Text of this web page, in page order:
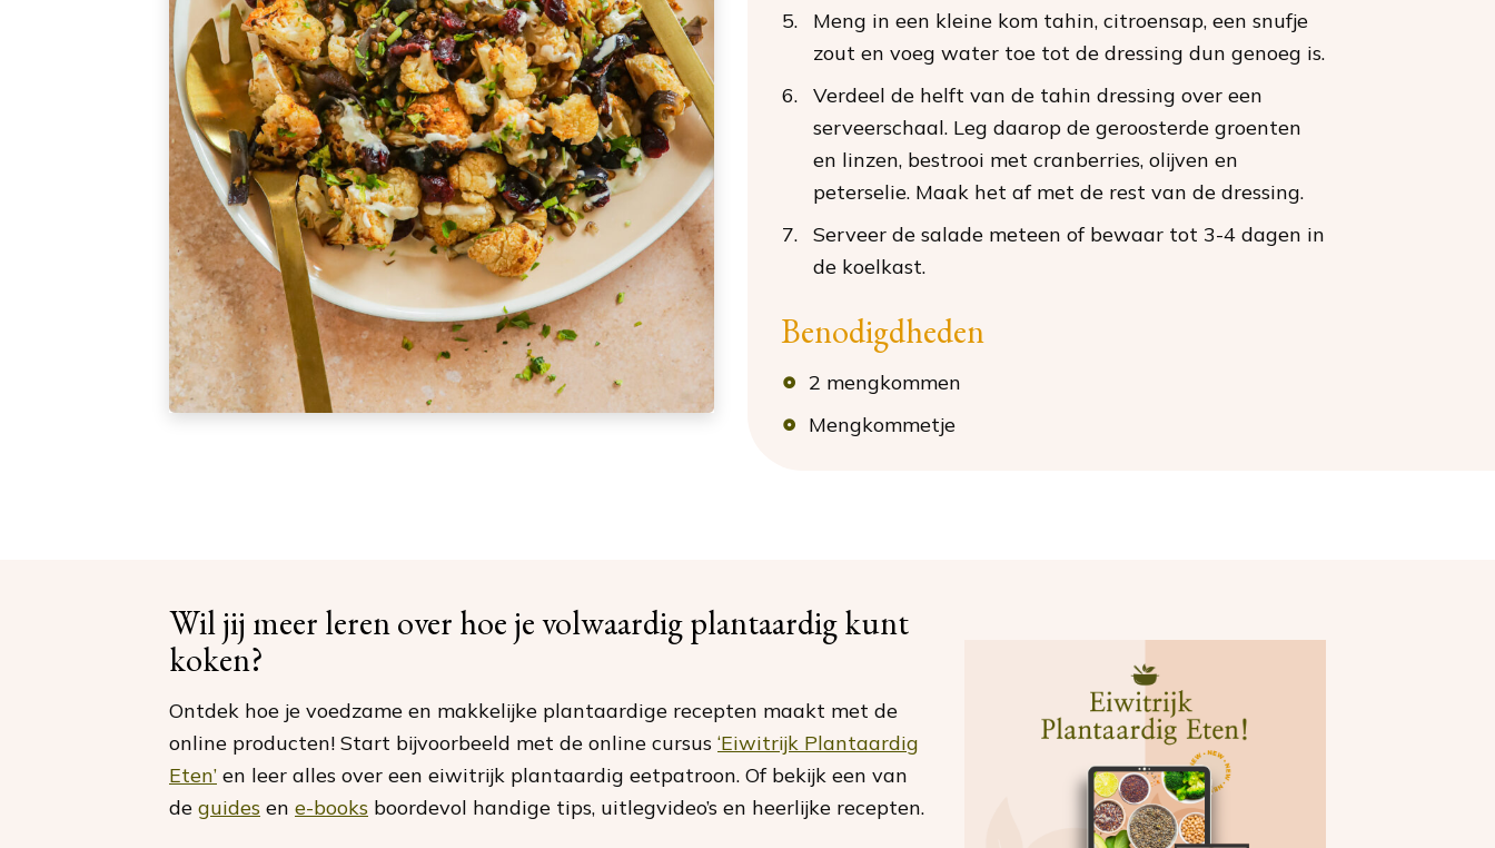
Meng in een kleine kom tahin, citroensap, een snufje
zout en voeg water toe tot de dressing dun genoeg is.
Verdeel de helft van de tahin dressing over een
serveerschaal. Leg daarop de geroosterde groenten
en linzen, bestrooi met cranberries, olijven en
peterselie. Maak het af met de rest van de dressing.
Serveer de salade meteen of bewaar tot 3-4 dagen in
de koelkast.
Benodigdheden
2 mengkommen
Mengkommetje
Wil jij meer leren over hoe je volwaardig plantaardig kunt
koken?
Ontdek hoe je voedzame en makkelijke plantaardige recepten maakt met de
online producten! Start bijvoorbeeld met de online cursus ‘Eiwitrijk Plantaardig
Eten’ en leer alles over een eiwitrijk plantaardig eetpatroon. Of bekijk een van
de guides en e-books boordevol handige tips, uitlegvideo’s en heerlijke recepten.